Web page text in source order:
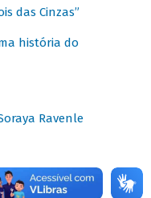
das Cinzas”
história do
Ravenle